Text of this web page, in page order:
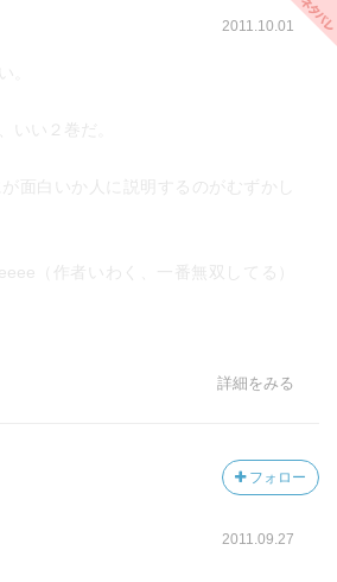
2011.10.01
。
いい２巻だ。
面白いか人に説明するのがむずかし
（作者いわく、一番無双してる）
詳細をみる
フォロー
2011.09.27